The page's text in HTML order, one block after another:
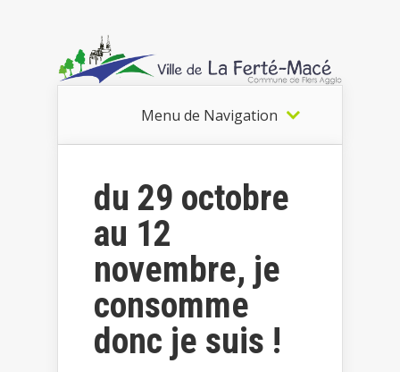
Menu de Navigation
du 29 octobre
au 12
novembre, je
consomme
donc je suis !